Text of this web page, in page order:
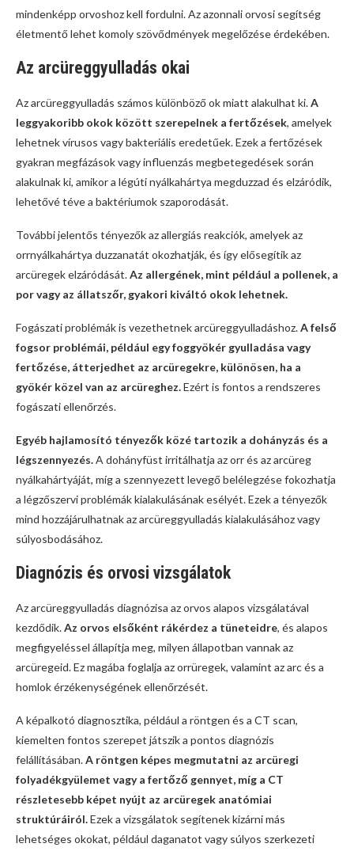
mindenképp orvoshoz kell fordulni. Az azonnali orvosi segítség
életmentő lehet komoly szövődmények megelőzése érdekében.
Az arcüreggyulladás okai
Az arcüreggyulladás számos különböző ok miatt alakulhat ki.A
leggyakoribb okok között szerepelnek a fertőzések, amelyek
lehetnek vírusos vagy bakteriális eredetűek. Ezek a fertőzések
gyakran megfázások vagy influenzás megbetegedések során
alakulnak ki, amikor a légúti nyálkahártya megduzzad és elzáródik,
lehetővé téve a baktériumok szaporodását.
További jelentős tényezők az allergiás reakciók, amelyek az
orrnyálkahártya duzzanatát okozhatják, és így elősegítik az
arcüregek elzáródását.Az allergének, mint például a pollenek, a
por vagy az állatszőr, gyakori kiváltó okok lehetnek.
Fogászati problémák is vezethetnek arcüreggyulladáshoz.A felső
fogsor problémái, például egy foggyökér gyulladása vagy
fertőzése, átterjedhet az arcüregekre, különösen, ha a
gyökér közel van az arcüreghez.Ezért is fontos a rendszeres
fogászati ellenőrzés.
Egyéb hajlamosító tényezők közé tartozik a dohányzás és a
légszennyezés.A dohányfüst irritálhatja az orr és az arcüreg
nyálkahártyáját, míg a szennyezett levegő belélegzése fokozhatja
a légzőszervi problémák kialakulásának esélyét. Ezek a tényezők
mind hozzájárulhatnak az arcüreggyulladás kialakulásához vagy
súlyosbodásához.
Diagnózis és orvosi vizsgálatok
Az arcüreggyulladás diagnózisa az orvos alapos vizsgálatával
kezdődik.Az orvos elsőként rákérdez a tüneteidre, és alapos
megfigyeléssel állapítja meg, milyen állapotban vannak az
arcüregeid. Ez magába foglalja az orrüregek, valamint az arc és a
homlok érzékenységének ellenőrzését.
A képalkotó diagnosztika, például a röntgen és a CT scan,
kiemelten fontos szerepet játszik a pontos diagnózis
felállításában.A röntgen képes megmutatni az arcüregi
folyadékgyülemet vagy a fertőző gennyet, míg a CT
részletesebb képet nyújt az arcüregek anatómiai
struktúráiról.Ezek a vizsgálatok segítenek kizárni más
lehetséges okokat, például daganatot vagy súlyos szerkezeti